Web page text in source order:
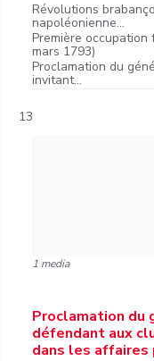
Révolutions
napoléonienne...
Première
mars 1793)
Proclamation du
invitant...
13
1 media
Proclamation du
défendant aux
dans les affaires